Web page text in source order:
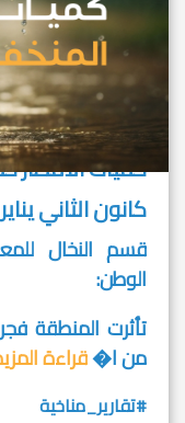
كانون الثاني يناير
قسم النخال
الوطن:
تأثرت المنطقة
من ا�قراءة
#تقارير_مناخية